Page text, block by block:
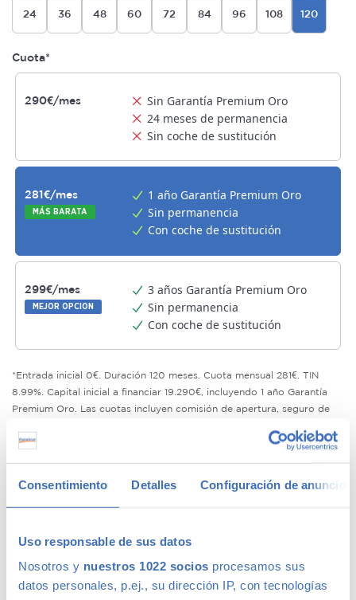
Consentimiento Detalles Configuración de anuncios
Uso responsable de sus datos
Nosotros y nuestros 1022 socios procesamos sus
datos personales, p.ej., su dirección IP, con tecnologías
24 36 48 60 72 84 96 108 120
Cuota*
290€/mes
Sin Garantía Premium Oro
24 meses de permanencia
Sin coche de sustitución
281€/mes
MÁS BARATA
1 año Garantía Premium Oro
Sin permanencia
Con coche de sustitución
299€/mes
MEJOR OPCION
3 años Garantía Premium Oro
Sin permanencia
Con coche de sustitución
*Entrada inicial 0€. Duración 120 meses. Cuota mensual 281€. TIN
8.99%. Capital inicial a financiar 19.290€, incluyendo 1 año Garantía
Premium Oro. Las cuotas incluyen comisión de apertura, seguro de
penalización del 1% sobre la cantidad a amortizar (3% para
Solicitar esta financiación
Compromiso de calidad Canalcar